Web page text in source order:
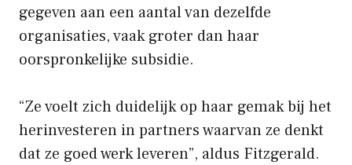
gegeven aan een aantal van dezelfde
organisaties, vaak groter dan haar
oorspronkelijke subsidie.
“Ze voelt zich duidelijk op haar gemak bij het
herinvesteren in partners waarvan ze denkt
dat ze goed werk leveren”, aldus Fitzgerald.